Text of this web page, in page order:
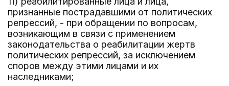
признанные пострадавшими от политических
репрессий, - при обращении по вопросам,
возникающим в связи с применением
законодательства о реабилитации жертв
политических репрессий, за исключением
споров между этими лицами и их
наследниками;